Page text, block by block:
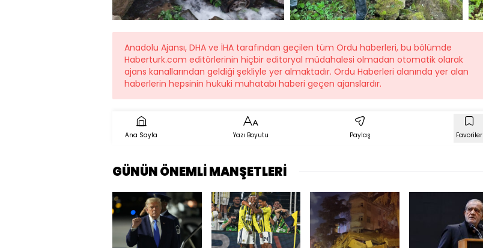
Anadolu Ajansı, DHA ve İHA tarafından geçilen tüm Ordu haberleri, bu bölümde
Haberturk.com editörlerinin hiçbir editoryal müdahalesi olmadan otomatik olarak
ajans kanallarından geldiği şekliyle yer almaktadır. Ordu Haberleri alanında yer alan
haberlerin hepsinin hukuki muhatabı haberi geçen ajanslardır.
Ana Sayfa Yazı Boyutu Paylaş Favoriler
GÜNÜN ÖNEMLİ MANŞETLERİ